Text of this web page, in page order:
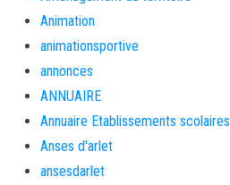
Animation
animationsportive
annonces
ANNUAIRE
Annuaire Etablissements scolaires
Anses d'arlet
ansesdarlet